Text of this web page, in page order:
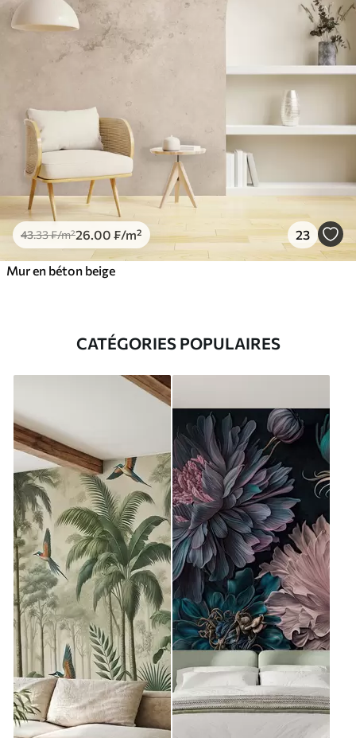
43.33₣/m²26 .00 ₣/m² 23
Mur en béton beige
CATÉGORIES POPULAIRES